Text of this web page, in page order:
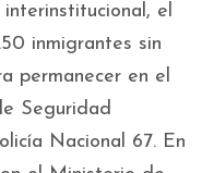
el
inmigrantes sin
permanecer en el
Seguridad
Nacional 67. En